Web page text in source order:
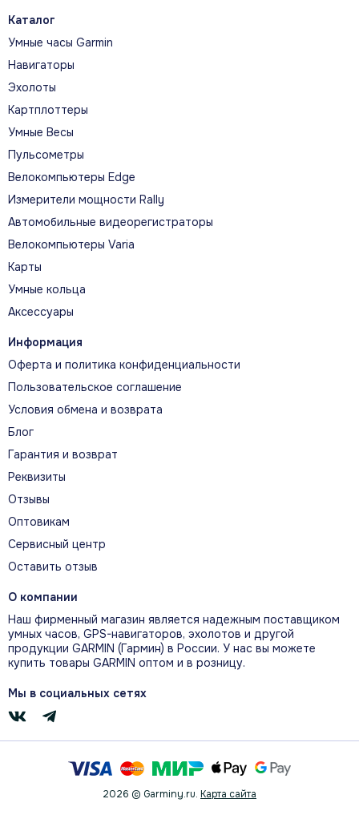
Каталог
Умные часы Garmin
Навигаторы
Эхолоты
Картплоттеры
Умные Весы
Пульсометры
Велокомпьютеры Edge
Измерители мощности Rally
Автомобильные видеорегистраторы
Велокомпьютеры Varia
Карты
Умные кольца
Аксессуары
Информация
Оферта и политика конфиденциальности
Пользовательское соглашение
Условия обмена и возврата
Блог
Гарантия и возврат
Реквизиты
Отзывы
Оптовикам
Сервисный центр
Оставить отзыв
О компании
Наш фирменный магазин является надежным поставщиком
умных часов, GPS-навигаторов, эхолотов и другой
продукции GARMIN (Гармин) в России. У нас вы можете
купить товары GARMIN оптом и в розницу.
Мы в социальных сетях
2026 © Garminy.ru. Карта сайта